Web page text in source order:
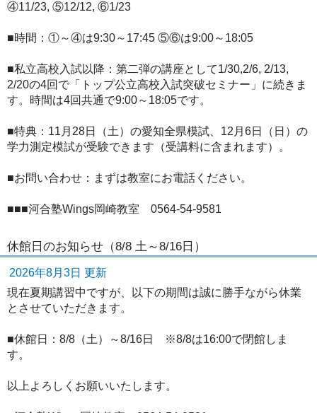
④11/23, ⑤12/12, ⑥1/23
■時間：①～④は9:30～17:45 ⑤⑥は9:00～18:05
■私立高校入試以降：第二弾の講座として1/30,2/6, 2/13,
2/20の4回で「トップ公立高校入試突破セミナー」に続きま
す。時間は4回共通で9:00～18:05です。
■特典：11月28日（土）の愛知全県模試、12月6日（日）の
学力測定模試が受験できます（受講料に含まれます）。
■お問い合わせ：まずは教室にお電話ください。
■■■河合塾Wings岡崎教室 0564-54-9581
休館日のお知らせ（8/8 土～8/16日）
2026年8月3日 更新
現在夏期講習中ですが、以下の期間は誠に勝手ながら休業
とさせていただきます。
■休館日：8/8（土）～8/16日 ※8/8は16:00で閉館しま
す。
以上よろしくお願いいたします。